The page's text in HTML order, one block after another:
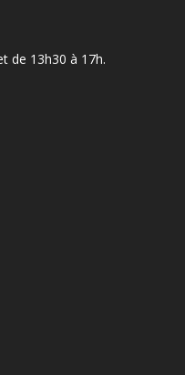
de 13h30 à 17h.